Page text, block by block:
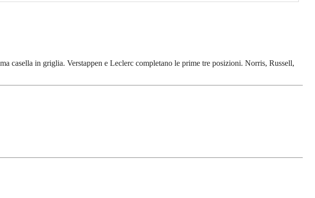
casella in griglia. Verstappen e Leclerc completano le prime tre posizioni. Norris, Russell,